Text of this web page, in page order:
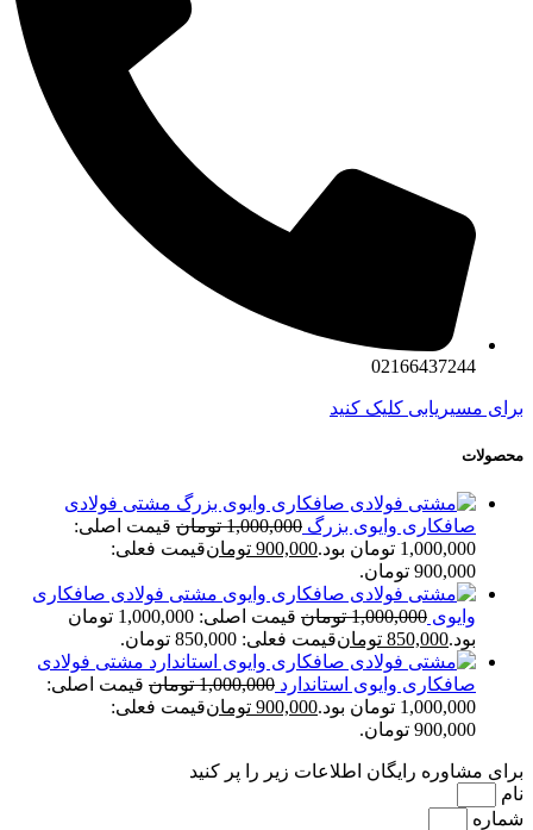
02166437244
برای مسیریابی کلیک کنید
محصولات
مشتی فولادی
صافکاری وایوی بزرگ 1,000,000 تومان قیمت اصلی:
1,000,000 تومان بود.
900,000 تومانقیمت فعلی:
900,000 تومان.
مشتی فولادی صافکاری
وایوی 1,000,000 تومان
قیمت اصلی: 1,000,000 تومان
بود.850,000 تومانقیمت فعلی: 850,000 تومان.
مشتی فولادی
صافکاری وایوی استاندارد 1,000,000 تومان قیمت اصلی:
1,000,000 تومان بود.
900,000 تومانقیمت فعلی:
900,000 تومان.
برای مشاوره رایگان اطلاعات زیر را پر کنید
نام
شماره